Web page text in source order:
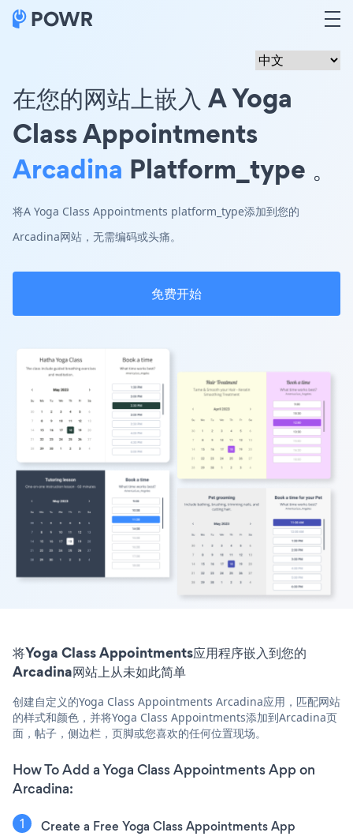
在您的网站上嵌入 A Yoga
Class Appointments
Arcadina Platform_type 。
将A Yoga Class Appointments platform_type添加到您的
Arcadina网站，无需编码或头痛。
免费开始
将Yoga Class Appointments应用程序嵌入到您的
Arcadina网站上从未如此简单
创建自定义的Yoga Class Appointments Arcadina应用，匹配网站
的样式和颜色，并将Yoga Class Appointments添加到Arcadina页
面，帖子，侧边栏，页脚或您喜欢的任何位置现场。
How To Add a Yoga Class Appointments App on
Arcadina:
Create a Free Yoga Class Appointments App